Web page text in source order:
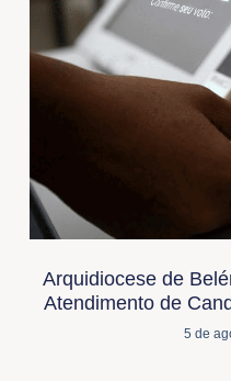
Arquidiocese de
Atendimento de
5 de